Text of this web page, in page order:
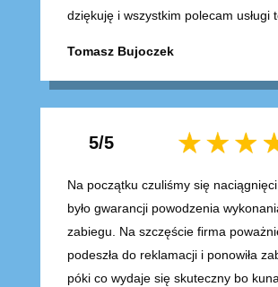
dziękuję i wszystkim polecam usługi
Tomasz Bujoczek
5/5
Na początku czuliśmy się
było gwarancji powodzenia
zabiegu. Na szczęście firma
podeszła do reklamacji i ponowiła
póki co wydaje się skuteczny bo